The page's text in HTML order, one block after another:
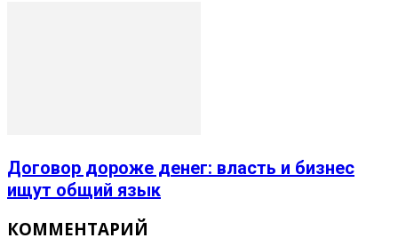
Договор дороже денег: власть и бизнес
ищут общий язык
КОММЕНТАРИЙ